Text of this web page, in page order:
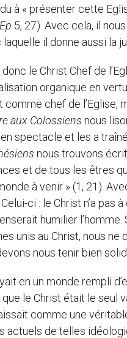
à « présenter cette
Ep 5, 27). Avec cela, il
laquelle il donne aussi
le Christ Chef de
organique en
chef de
aux Colossiens nous
spectacle et les a
nous trouvons
et de tous les êtres
à venir » (1, 21).
ci : le Christ n’a pas
humilier l’homme.
unis au Christ, nous
nous tenir bien
en un monde rempli
le Christ était le seul
comme une
actuels de telles